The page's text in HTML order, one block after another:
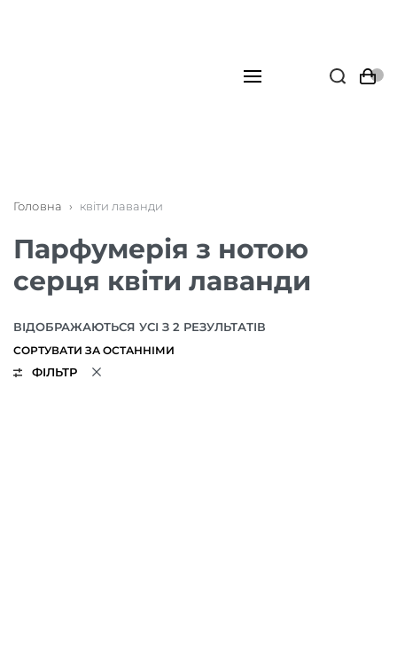
Головна › квіти лаванди
Парфумерія з нотою
серця квіти лаванди
ВІДОБРАЖАЮТЬСЯ УСІ З 2 РЕЗУЛЬТАТІВ
ФІЛЬТР